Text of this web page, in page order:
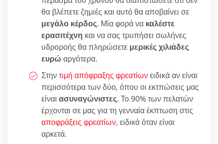
θα βλέπετε ζημιές και αυτό θα αποβαίνει σε
μεγάλο κέρδος. Μία φορά να καλέστε
ερασιτέχνη και να σας τρυπήσει σωλήνες
υδροροής θα πληρώσετε μερικές χιλιάδες
ευρώ αργότερα.
Στηντιμή απόφραξης φρεατίωνειδικά αν είναι
περισσότερα των δύο, όπου οι εκτπώσεις μας
είναι ασυναγώνιστες. Το 90% των πελατών
έρχονται σε μας για τη γενναία έκπτωση στις
αποφράξεις φρεατίων, ειδικά όταν είναι
αρκετά.